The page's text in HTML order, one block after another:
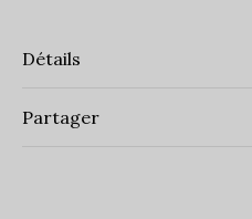
Détails
Partager